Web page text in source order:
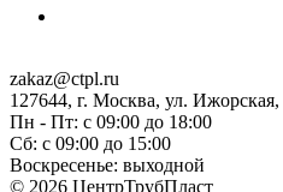
zakaz@ctpl.ru
127644, г. Москва, ул.
Пн - Пт: с 09:00 до 18:00
Сб: с 09:00 до 15:00
Воскресенье: выходной
© 2026 ЦентрТрубПласт